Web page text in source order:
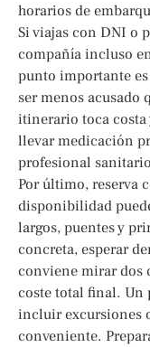
horarios de
Si viajas con DNI o
compañía incluso
punto importante
ser menos acusado
itinerario toca
llevar medicación
profesional
Por último, reserva
disponibilidad
largos, puentes y
concreta, esperar
conviene mirar dos
coste total final. Un
incluir excursiones
conveniente.